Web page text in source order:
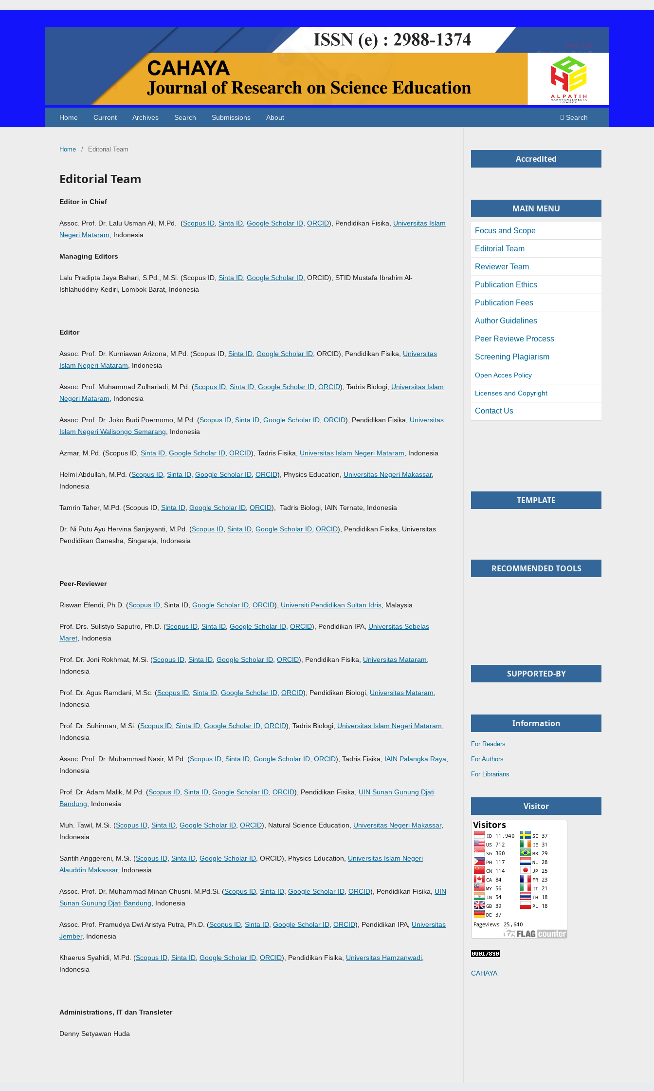
Home Current Archives Search Submissions About Search
Home / Editorial Team
Editorial Team
Editor in Chief
Assoc. Prof. Dr. Lalu Usman Ali, M.Pd. (Scopus ID Sinta ID Google Scholar ID ORCID), Pendidikan Fisika, Universitas Islam
Negeri Mataram , Indonesia
Managing Editors
Lalu Pradipta Jaya Bahari, S.Pd., M.Si. (Scopus ID, Sinta ID Google Scholar ID , ORCID), STID Mustafa Ibrahim Al-
Ishlahuddiny Kediri, Lombok Barat, Indonesia
Editor
Assoc. Prof. Dr. Kurniawan Arizona, M.Pd. (Scopus ID, Sinta ID Google Scholar ID , ORCID), Pendidikan Fisika, Universitas
Islam Negeri Mataram , Indonesia
Assoc. Prof. Muhammad Zulhariadi, M.Pd. (Scopus ID Sinta ID Google Scholar ID ORCID), Tadris Biologi, Universitas Islam
Negeri Mataram , Indonesia
Assoc. Prof. Dr. Joko Budi Poernomo, M.Pd. (Scopus ID Sinta ID Google Scholar ID ORCID), Pendidikan Fisika, Universitas
Islam Negeri Walisongo Semarang , Indonesia
Azmar, M.Pd. (Scopus ID, Sinta ID Google Scholar ID ORCID), Tadris Fisika, Universitas Islam Negeri Mataram , Indonesia
Helmi Abdullah, M.Pd. (Scopus ID Sinta ID Google Scholar ID ORCID), Physics Education, Universitas Negeri Makassar,
Indonesia
Tamrin Taher, M.Pd. (Scopus ID, Sinta ID Google Scholar ID ORCID), Tadris Biologi, IAIN Ternate, Indonesia
Dr. Ni Putu Ayu Hervina Sanjayanti, M.Pd. (Scopus ID Sinta ID Google Scholar ID ORCID), Pendidikan Fisika, Universitas
Pendidikan Ganesha, Singaraja, Indonesia
Peer-Reviewer
Riswan Efendi, Ph.D. (Scopus ID , Sinta ID, Google Scholar ID ORCID), Universiti Pendidikan Sultan Idris , Malaysia
Prof. Drs. Sulistyo Saputro, Ph.D. (Scopus ID Sinta ID Google Scholar ID ORCID), Pendidikan IPA, Universitas Sebelas
Maret , Indonesia
Prof. Dr. Joni Rokhmat, M.Si. (Scopus ID Sinta ID Google Scholar ID ORCID), Pendidikan Fisika, Universitas Mataram,
Indonesia
Prof. Dr. Agus Ramdani, M.Sc. (Scopus ID Sinta ID Google Scholar ID ORCID), Pendidikan Biologi, Universitas Mataram
Indonesia
Prof. Dr. Suhirman, M.Si. (Scopus ID Sinta ID Google Scholar ID ORCID), Tadris Biologi, Universitas Islam Negeri Mataram
Indonesia
Assoc. Prof. Dr. Muhammad Nasir, M.Pd. (Scopus ID Sinta ID Google Scholar ID ORCID), Tadris Fisika, IAIN Palangka Raya
Indonesia
Prof. Dr. Adam Malik, M.Pd. (Scopus ID Sinta ID Google Scholar ID ORCID), Pendidikan Fisika, UIN Sunan Gunung Djati
Bandung , Indonesia
Muh. Tawil, M.Si. (Scopus ID Sinta ID Google Scholar ID ORCID), Natural Science Education, Universitas Negeri Makassar,
Indonesia
Santih Anggereni, M.Si. (Scopus ID Sinta ID Google Scholar ID , ORCID), Physics Education, Universitas Islam Negeri
Alauddin Makassar, Indonesia
Assoc. Prof. Dr. Muhammad Minan Chusni. M.Pd.Si. (Scopus ID Sinta ID Google Scholar ID ORCID), Pendidikan Fisika, UIN
Sunan Gunung Djati Bandung , Indonesia
Assoc. Prof. Pramudya Dwi Aristya Putra, Ph.D. (Scopus ID Sinta ID Google Scholar ID ORCID), Pendidikan IPA, Universitas
Jember, Indonesia
Khaerus Syahidi, M.Pd. (Scopus ID Sinta ID Google Scholar ID ORCID), Pendidikan Fisika, Universitas Hamzanwadi
Indonesia
Administrations, IT dan Transleter
Denny Setyawan Huda
Accredited
MAIN MENU
Focus and Scope
Editorial Team
Reviewer Team
Publication Ethics
Publication Fees
Author Guidelines
Peer Reviewe Process
Screening Plagiarism
Open Acces Policy
Licenses and Copyright
Contact Us
TEMPLATE
RECOMMENDED TOOLS
SUPPORTED-BY
Information
For Readers
For Authors
For Librarians
Visitor
CAHAYA